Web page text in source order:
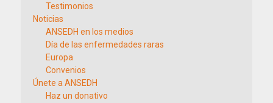
Testimonios
Noticias
ANSEDH en los medios
Día de las enfermedades raras
Europa
Convenios
Únete a ANSEDH
Haz un donativo